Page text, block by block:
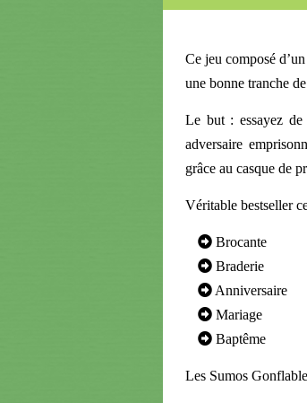
Ce jeu composé
une bonne tranche
Le but : essayez de
adversaire
grâce au casque de
Véritable bestseller
Brocante
Braderie
Anniversaire
Mariage
Baptême
Les Sumos